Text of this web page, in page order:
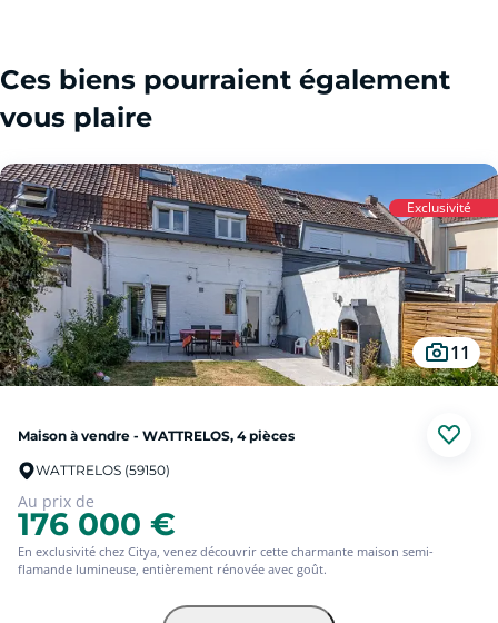
Ces biens pourraient également
vous plaire
Exclusivité
11
Maison à vendre - WATTRELOS, 4 pièces
WATTRELOS (59150)
Au prix de
176 000 €
En exclusivité chez Citya, venez découvrir cette charmante maison semi-
flamande lumineuse, entièrement rénovée avec goût.
Idéalement située dans un environnement calme entre les quartiers Crétinier et